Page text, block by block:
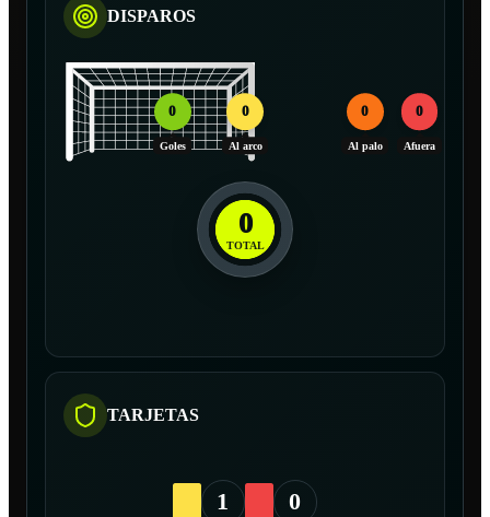
DISPAROS
0
Goles
0
Al arco
0
Al palo
0
Afuera
0
TOTAL
TARJETAS
1 0